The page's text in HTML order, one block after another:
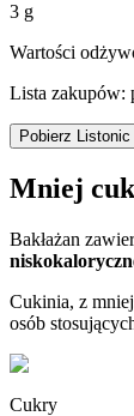
3 g
Wartości
Lista zakupów:
Pobierz Listonic
Mniej
Bakłażan
Cukinia, z
osób
Cukry